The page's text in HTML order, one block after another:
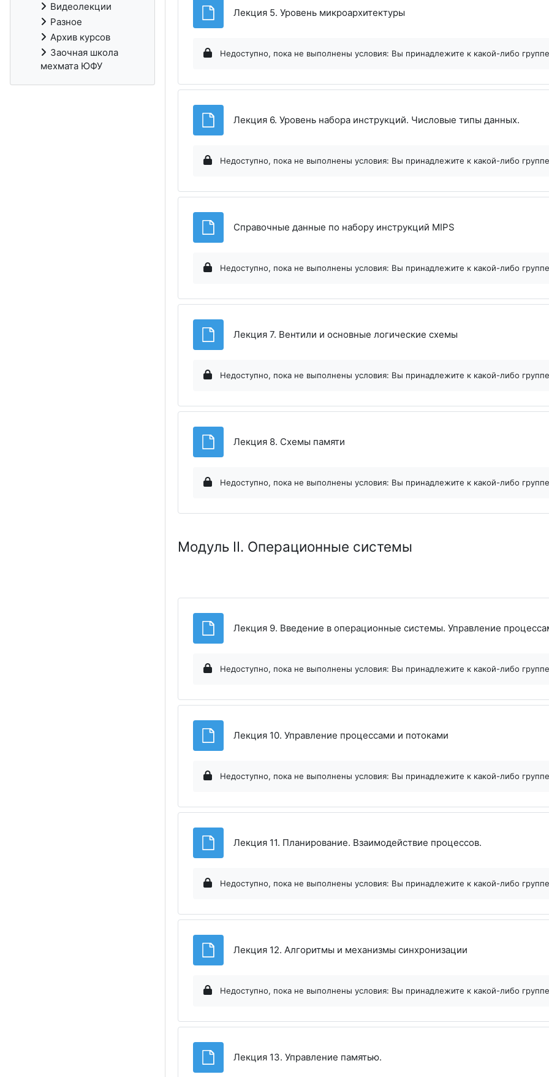
Лекция 5. Уровень микроархитектурыФайл
Недоступно, пока не выполнены условия: Вы принадлежите к какой-либо группе
Лекция 6. Уровень набора инструкций. Числовые типы данных.Файл
Недоступно, пока не выполнены условия: Вы принадлежите к какой-либо группе
Справочные данные по набору инструкций MIPSФайл
Недоступно, пока не выполнены условия: Вы принадлежите к какой-либо группе
Лекция 7. Вентили и основные логические схемыФайл
Недоступно, пока не выполнены условия: Вы принадлежите к какой-либо группе
Лекция 8. Cхемы памятиФайл
Недоступно, пока не выполнены условия: Вы принадлежите к какой-либо группе
Модуль II. Операционные системы
Лекция 9. Введение в операционные системы. Управление
Недоступно, пока не выполнены условия: Вы принадлежите к какой-либо группе
Лекция 10. Управление процессами и потокамиФайл
Недоступно, пока не выполнены условия: Вы принадлежите к какой-либо группе
Лекция 11. Планирование. Взаимодействие процессов.Файл
Недоступно, пока не выполнены условия: Вы принадлежите к какой-либо группе
Лекция 12. Алгоритмы и механизмы синхронизацииФайл
Недоступно, пока не выполнены условия: Вы принадлежите к какой-либо группе
Лекция 13. Управление памятью.Файл
Видеолекции
Разное
Архив курсов
Заочная школа
мехмата ЮФУ